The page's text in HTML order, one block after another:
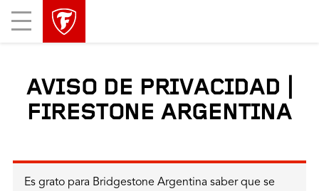
Mobile
Menu
AVISO DE PRIVACIDAD |
FIRESTONE ARGENTINA
Es grato para Bridgestone Argentina saber que se